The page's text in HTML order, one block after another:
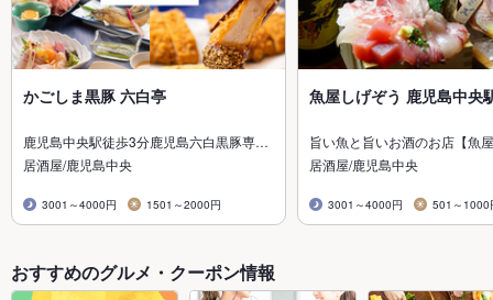
かごしま黒豚 六白亭
鹿児島中央駅徒歩3分鹿児島六白黒豚専…
居酒屋/鹿児島中央
3001～4000円 1501～2000円
魚屋しげぞう 鹿児島中央
旨い魚と旨いお酒のお店【魚
居酒屋/鹿児島中央
3001～4000円 501～1000
おすすめのグルメ・クーポン情報